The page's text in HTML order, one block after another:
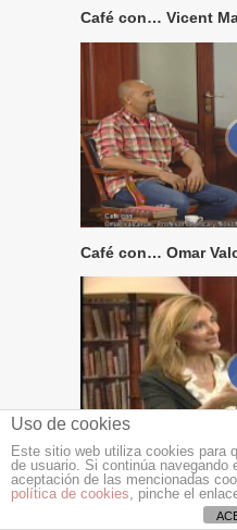
Café con… Vicent
Café con… Omar
Café con Mila Cahue
Uso de cookies
Este sitio web utiliza cookies para
de usuario. Si continúa navegando
aceptación de las mencionadas
política de cookies, pinche el